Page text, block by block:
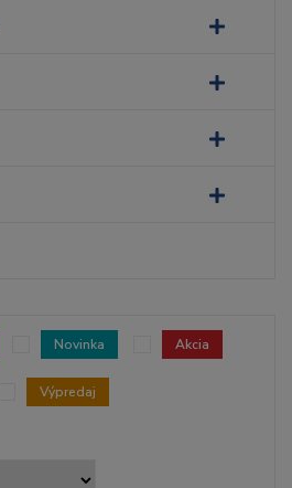
Novinka Akcia
Výpredaj